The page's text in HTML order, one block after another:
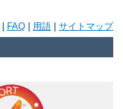
FAQ 用語 サイトマップ